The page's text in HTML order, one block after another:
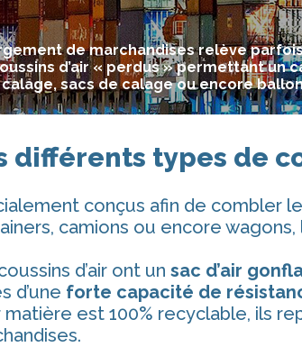
de marchandises relève
d’air « perdus » permettant
sacs de calage ou encore
différents types de
conçus afin de combler
camions ou encore
d’air ont un sac d’air
d’une forte capacité de
matière est 100% recyclable, ils